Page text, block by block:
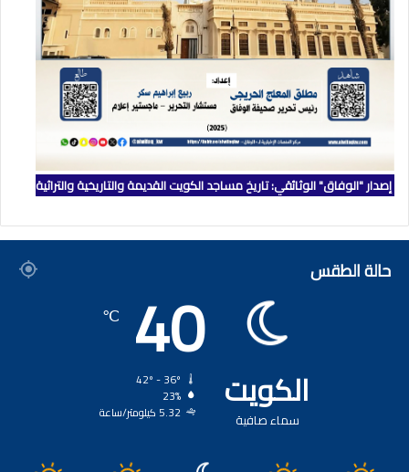
إصدار "الوفاق" الوثائقي: تاريخ مساجد الكويت القديمة والتاريخية والتراثية
حالة الطقس
الكويت
سماء صافية
40
℃
23%
5.32 كيلومتر/ساعة